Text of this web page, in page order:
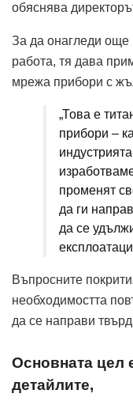
обяснява
За да онагледи още
работа, тя дава
мрежа прибори с
„Това е
прибори –
променят
да ги
да се
Въпросните
необходимостта
да се направи
Основната цел
детайлите,